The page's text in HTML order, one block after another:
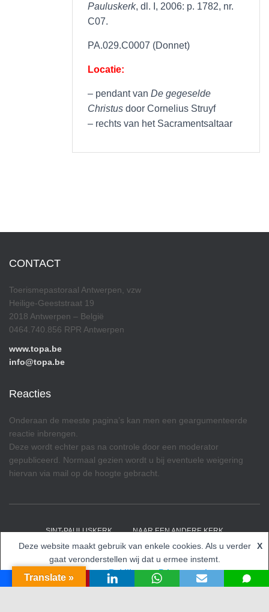
Pauluskerk, dl. I, 2006: p. 1782, nr.
C07.
PA.029.C0007 (Donnet)
Locatie:
– pendant van De gegeselde
Christusdoor Cornelius Struyf
– rechts van het Sacramentsaltaar
CONTACT
Toerismepastoraal Antwerpen, vzw
Heilige-Geeststraat 19
2018 Antwerpen – België
0464.740.856 RPR Antwerpen
www.topa.be
info@topa.be
Reacties
Onderaan de meeste pagina’s kan men een geargumenteerde
reactie inbrengen.
Deze wordt echter pas na controle door een moderator
gepubliceerd. Normaal gezien wordt u bij eventuele weigering
hiervan via mail op de hoogte gebracht.
SINT-PAULUSKERK NAAR EEN ANDERE KERK
Hestia | Ontwikkeld door ThemeIsle
Translate »
Deze website maakt gebruik van enkele cookies. Als u verder
gaat veronderstellen wij dat u ermee instemt.
X
Accepteren Bekijk onze Privacy opties